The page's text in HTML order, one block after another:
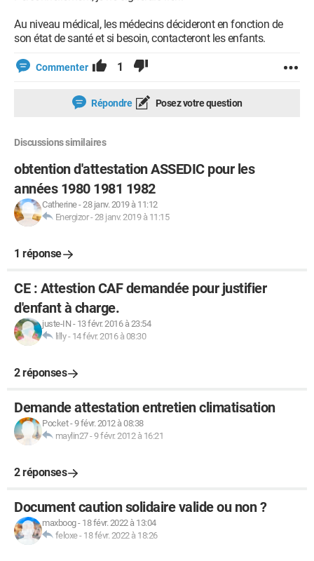
Au niveau médical, les médecins décideront en fonction de
son état de santé et si besoin, contacteront les enfants.
Commenter 1
Répondre Posez votre question
Discussions similaires
obtention d'attestation ASSEDIC pour les
années 1980 1981 1982
Catherine-28 janv. 2019 à 11:12
Energizor-28 janv. 2019 à 11:15
1 réponse
CE : Attestion CAF demandée pour justifier
d'enfant à charge.
juste-IN - 13 févr. 2016 à 23:54
lilly- 14 févr. 2016 à 08:30
2 réponses
Demande attestation entretien climatisation
Pocket-9 févr. 2012 à 08:38
maylin27-9 févr. 2012 à 16:21
2 réponses
Document caution solidaire valide ou non ?
maxboog- 18 févr. 2022 à 13:04
feloxe- 18 févr. 2022 à 18:26